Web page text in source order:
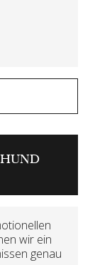
wir ein
genau